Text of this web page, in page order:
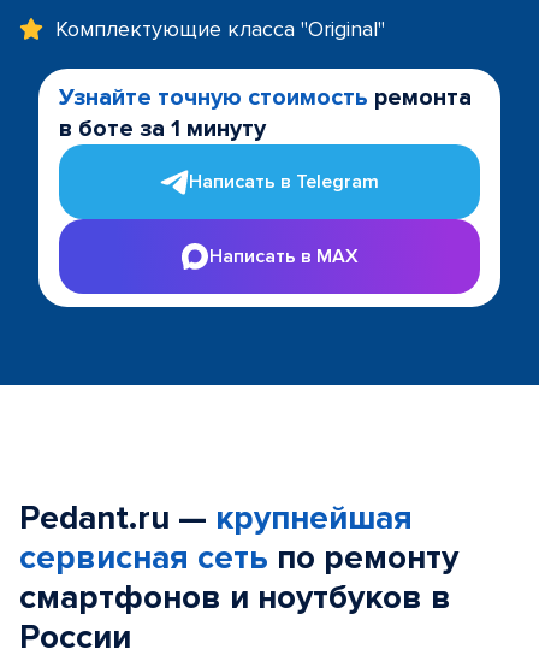
Комплектующие класса "Original"
Узнайте точную стоимость ремонта
в боте за 1 минуту
Написать в Telegram
Написать в MAX
Pedant.ru — крупнейшая
сервисная сеть по ремонту
смартфонов и ноутбуков в
России